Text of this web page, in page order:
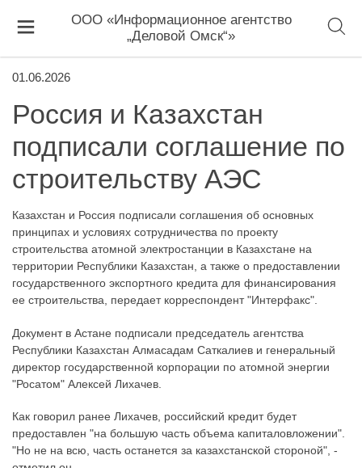
ООО «Информационное агентство
„Деловой Омск“»
01.06.2026
Россия и Казахстан
подписали соглашение по
строительству АЭС
Казахстан и Россия подписали соглашения об основных
принципах и условиях сотрудничества по проекту
строительства атомной электростанции в Казахстане на
территории Республики Казахстан, а также о предоставлении
государственного экспортного кредита для финансирования
ее строительства, передает корреспондент "Интерфакс".
Документ в Астане подписали председатель агентства
Республики Казахстан Алмасадам Саткалиев и генеральный
директор государственной корпорации по атомной энергии
"Росатом" Алексей Лихачев.
Как говорил ранее Лихачев, российский кредит будет
предоставлен "на большую часть объема капиталовложении".
"Но не на всю, часть останется за казахстанской стороной", -